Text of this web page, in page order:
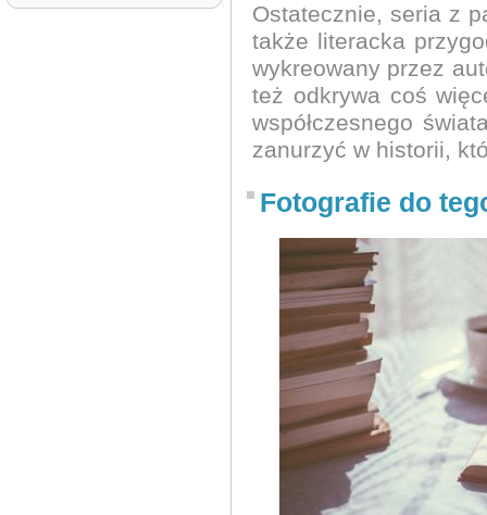
Ostatecznie, seria z
także literacka
wykreowany przez
też odkrywa coś
współczesnego
zanurzyć w historii,
Fotografie do